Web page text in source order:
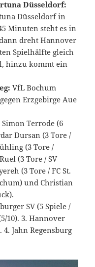
Düsseldorf:
Düsseldorf in
Minuten steht es in
dreht Hannover
Spielhälfte gleich
hinzu kommt ein
VfL Bochum
Erzgebirge Aue
Simon Terrode (6
Dursan (3 Tore /
(3 Tore /
(3 Tore / SV
(3 Tore / FC St.
und Christian
SV (5 Spiele /
10). 3. Hannover
4. Jahn Regensburg